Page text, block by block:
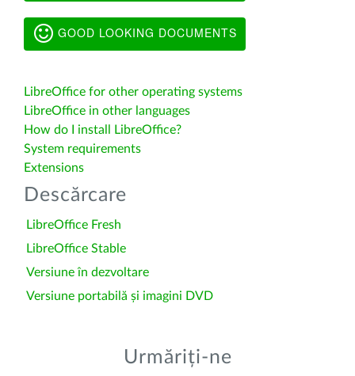
GOOD LOOKING DOCUMENTS
LibreOffice for other operating systems
LibreOffice in other languages
How do I install LibreOffice?
System requirements
Extensions
Descărcare
LibreOffice Fresh
LibreOffice Stable
Versiune în dezvoltare
Versiune portabilă și imagini DVD
Urmăriți-ne